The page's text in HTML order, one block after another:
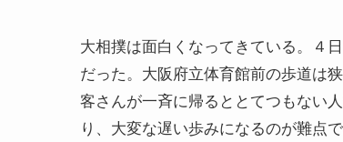
大相撲は面白くなってきている。４
だった。大阪府立体育館前の歩道は
客さんが一斉に帰るととてつもない
り、大変な遅い歩みになるのが難点で